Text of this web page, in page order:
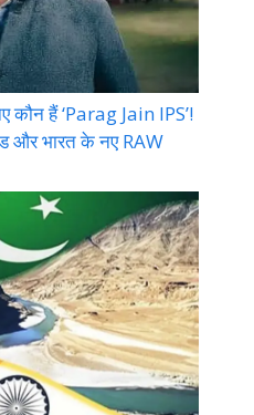
हैं ‘Parag Jain IPS’!
और भारत के नए RAW